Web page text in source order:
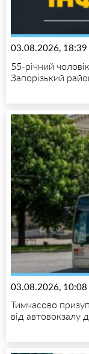
03.08.2026, 18:39
55-річний
Запорізький
03.08.2026, 10:08
Тимчасово
від автовокзалу